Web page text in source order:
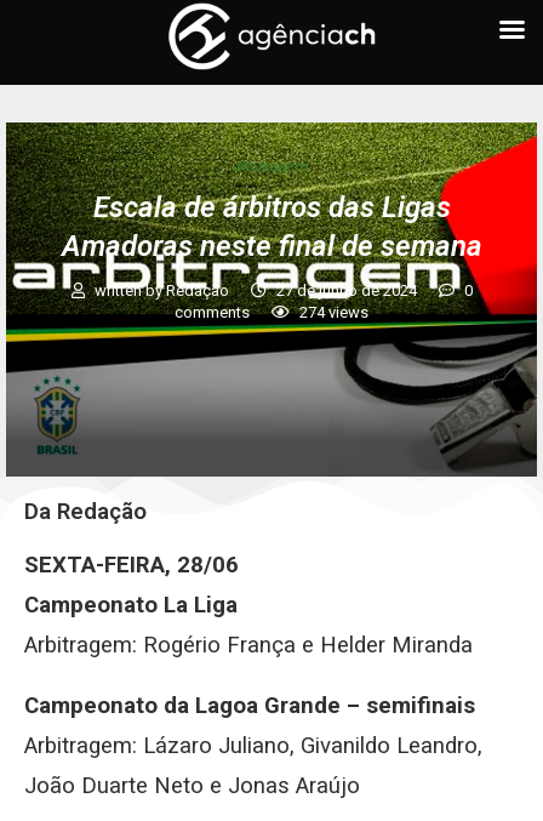
Arbitragem
Escala de árbitros das Ligas
Amadoras neste final de semana
written byRedação 27 de junho de 2024
0
comments
274views
Da Redação
SEXTA-FEIRA, 28/06
Campeonato La Liga
Arbitragem: Rogério França e Helder Miranda
Campeonato da Lagoa Grande – semifinais
Arbitragem: Lázaro Juliano, Givanildo Leandro,
João Duarte Neto e Jonas Araújo